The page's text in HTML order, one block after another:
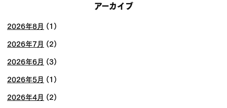
アーカイブ
2026年8月 (1)
2026年7月 (2)
2026年6月 (3)
2026年5月 (1)
2026年4月 (2)